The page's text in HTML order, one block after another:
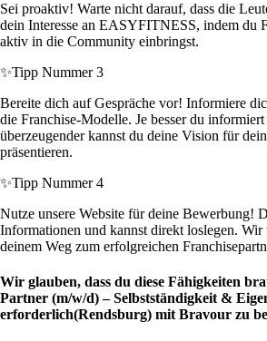
Sei proaktiv! Warte nicht darauf, dass die
dein Interesse an EASYFITNESS, indem du
aktiv in die Community einbringst.
✨Tipp Nummer 3
Bereite dich auf Gespräche vor! Informiere
die Franchise-Modelle. Je besser du informiert
überzeugender kannst du deine Vision für
präsentieren.
✨Tipp Nummer 4
Nutze unsere Website für deine Bewerbung!
Informationen und kannst direkt loslegen. Wir
deinem Weg zum erfolgreichen
Wir glauben, dass du diese Fähigkeiten
Partner (m/w/d) – Selbstständigkeit &
erforderlich(Rendsburg) mit Bravour zu